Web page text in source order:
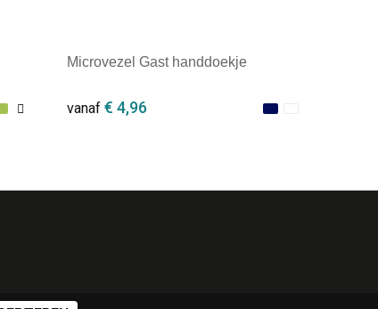
Microvezel Gast handdoekje
vanaf € 4,96